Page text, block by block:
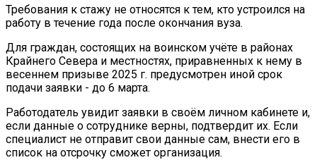
Требования к стажу не относятся к тем, кто устроился на
работу в течение года после окончания вуза.
Для граждан, состоящих на воинском учёте в районах
Крайнего Севера и местностях, приравненных к нему в
весеннем призыве 2025 г. предусмотрен иной срок
подачи заявки - до 6 марта.
Работодатель увидит заявки в своём личном кабинете и,
если данные о сотруднике верны, подтвердит их. Если
специалист не отправит свои данные сам, внести его в
список на отсрочку сможет организация.